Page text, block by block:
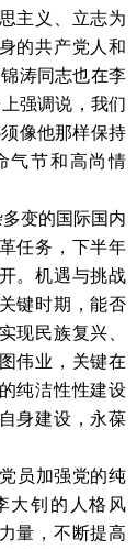
主义、立志为
的共产党人和
涛同志也在李
强调说，我们
像他那样保持
气节和高尚情
变的国际国内
任务，下半年
。机遇与挑战
键时期，能否
现民族复兴、
伟业，关键在
纯洁性性建设
身建设，永葆
员加强党的纯
大钊的人格风
量，不断提高